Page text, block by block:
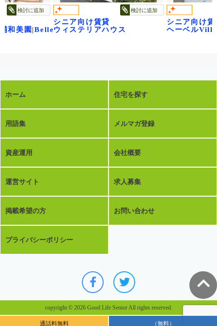
検討に追加
和美園|Belle Floraison ベル・フロレゾン
検討に追加
シニア向け賃貸
ウィステリアハウス
シニア向け賃
ヘーベル
ホーム 住宅を探す
用語集 メルマガ登録
資産運用 会社概要
運営サイト 求人募集
掲載希望の方 お問い合わせ
プライバシーポリシー
copyright © 2026 Good Life Senior All rights reserved.
通話料無料 （無料）